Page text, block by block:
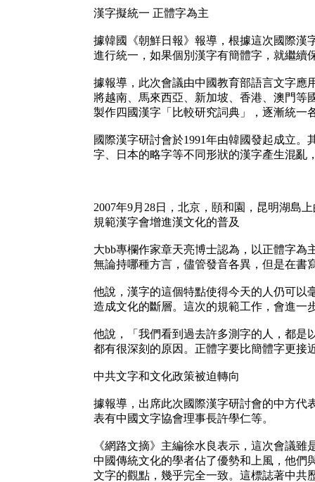
漢字擬統一 正體字為主
據韓國《朝鮮日報》報導，根據這次國際漢
進行統一，如果個別漢字有簡體字，就繼續
據報導，此次會議由中國教育部語言文字應
將越南、馬來西亞、新加坡、香港、澳門等
製作四國漢字「比較研究詞典」，逐漸統一
國際漢字研討會於1991年由韓國發起成立
字、日本的略字等不同形狀的漢字產生混亂
2007年9月28日，北京，頤和園，昆明湖島
規範漢字會增進漢文化的普及
大bb專欄作家章天亮博士認為，以正體字
無論持哪種方言，儘管發音各異，但是在書
他說，漢字的這個特點使得今天的人仍可以
造成文化的斷層。這次的規範工作，會進一
他說，「我們看到過去許多測字的人，都是
都有很深刻的原因。正體字要比簡體字更接
中共文字和文化政策被迫轉向
據報導，出席此次國際漢字研討會的中方代
表有中國文字協會理事長許學仁等。
《網路文摘》主編徐水良表示，這次會議
中國傳統文化的學者佔了優勢和上風，他們
文字的觀點，幾乎完全一致。這標誌著中共